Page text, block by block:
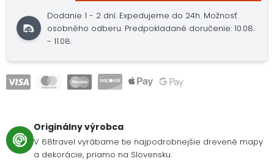
Dodanie 1 - 2 dní. Expedujeme do 24h. Možnosť
osobného odberu. Predpokladané doručenie: 10.08.
- 11.08.
Originálny výrobca
V 68travel vyrábame tie najpodrobnejšie drevené mapy
a dekorácie, priamo na Slovensku.